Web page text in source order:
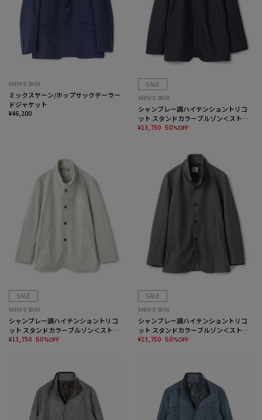
MEN’S BIGI
ミックスヤーン/ホップサックテーラー
ドジャケット
¥46,200
SALE
MEN’S BIGI
シャンブレー調ハイテンショントリコ
ット スタンドカラーブルゾン＜ストレ
ッチ＞＜接触冷感/速乾/UVカット＞
¥13,750 50%OFF
SALE
MEN’S BIGI
シャンブレー調ハイテンショントリコ
ット スタンドカラーブルゾン＜ストレ
ッチ＞＜接触冷感/速乾/UVカット＞
¥13,750 50%OFF
SALE
MEN’S BIGI
シャンブレー調ハイテンショントリコ
ット スタンドカラーブルゾン＜ストレ
ッチ＞＜接触冷感/速乾/UVカット＞
¥13,750 50%OFF